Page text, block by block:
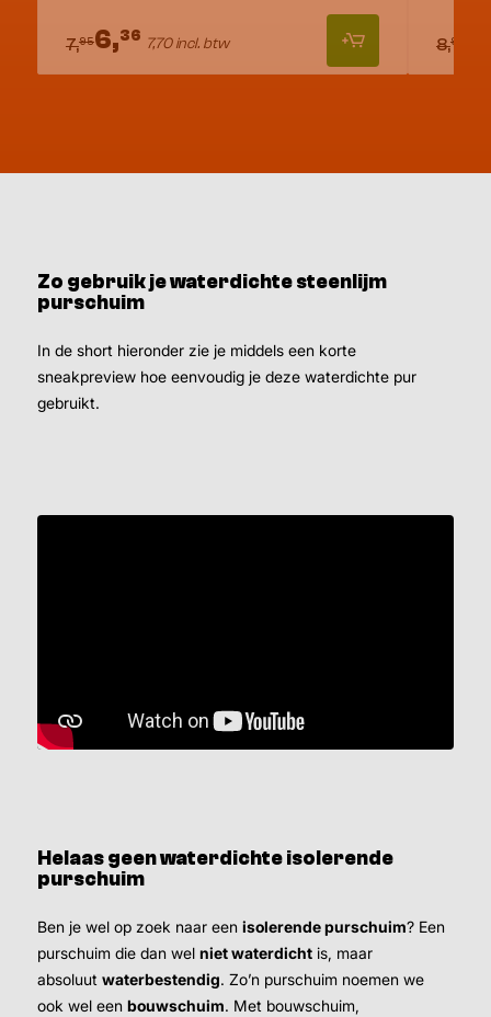
7,956,36 7,70 incl. btw 8,95
Zo gebruik je waterdichte steenlijm
purschuim
In de short hieronder zie je middels een korte
sneakpreview hoe eenvoudig je deze waterdichte pur
gebruikt.
Helaas geen waterdichte isolerende
purschuim
Ben je wel op zoek naar een isolerende purschuim? Een
purschuim die dan wel niet waterdicht is, maar
absoluut waterbestendig. Zo’n purschuim noemen we
ook wel een bouwschuim. Met bouwschuim,